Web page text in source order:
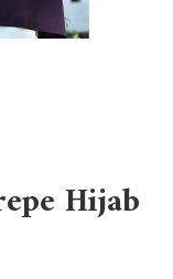
Hijab